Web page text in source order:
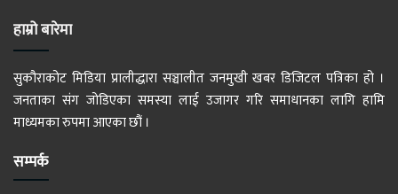
हाम्रो बारेमा
सुकौराकोट मिडिया प्रालीद्धारा सञ्चालीत जनमुखी खबर डिजिटल पत्रिका हो ।
जनताका संग जोडिएका समस्या लाई उजागर गरि समाधानका लागि हामि
माध्यमका रुपमा आएका छौं ।
सम्पर्क